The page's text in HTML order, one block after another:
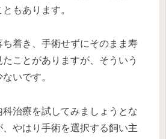
もあります。
着き、手術せずにそのまま寿
ことがありますが、そういう
いです。
治療を試してみましょうとな
やはり手術を選択する飼い主